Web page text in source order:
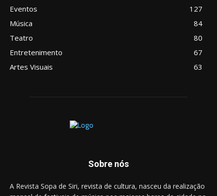
Eventos
127
Música
84
Teatro
80
Entretenimento
67
Artes Visuais
63
Sobre nós
A Revista Sopa de Siri, revista de cultura, nasceu da realização